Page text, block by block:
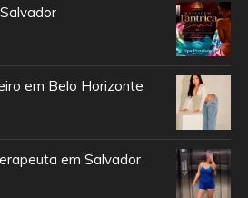
em Belo Horizonte
em Salvador